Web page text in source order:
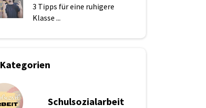
3 Tipps für eine ruhigere
Klasse ...
Kategorien
Schulsozialarbeit